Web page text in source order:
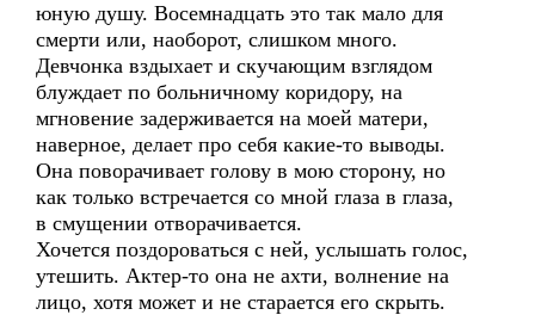
юную душу. Восемнадцать это так мало для
смерти или, наоборот, слишком много.
Девчонка вздыхает и скучающим взглядом
блуждает по больничному коридору, на
мгновение задерживается на моей матери,
наверное, делает про себя какие-то выводы.
Она поворачивает голову в мою сторону, но
как только встречается со мной глаза в глаза,
в смущении отворачивается.
Хочется поздороваться с ней, услышать голос,
утешить. Актер-то она не ахти, волнение на
лицо, хотя может и не старается его скрыть.